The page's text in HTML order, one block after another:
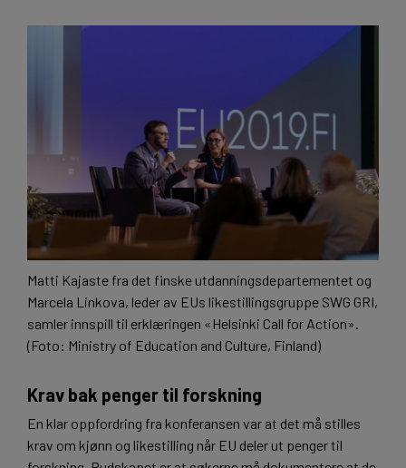
Matti Kajaste fra det finske utdanningsdepartementet og
Marcela Linkova, leder av EUs likestillingsgruppe SWG GRI,
samler innspill til erklæringen «Helsinki Call for Action».
(Foto: Ministry of Education and Culture, Finland)
Krav bak penger til forskning
En klar oppfordring fra konferansen var at det må stilles
krav om kjønn og likestilling når EU deler ut penger til